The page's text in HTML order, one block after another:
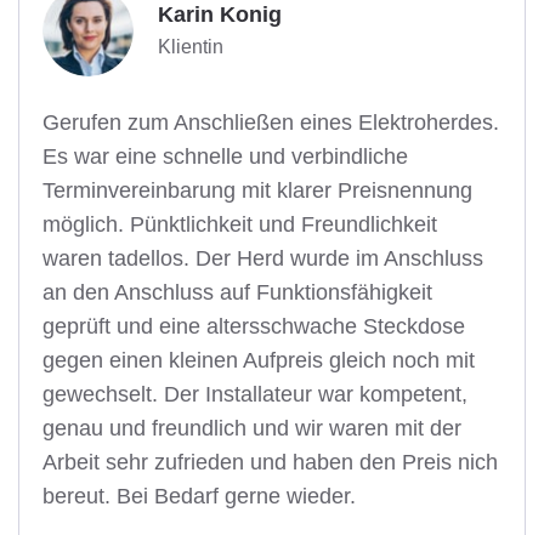
Karin Konig
Klientin
Gerufen zum Anschließen eines Elektroherdes.
Es war eine schnelle und verbindliche
Terminvereinbarung mit klarer Preisnennung
möglich. Pünktlichkeit und Freundlichkeit
waren tadellos. Der Herd wurde im Anschluss
an den Anschluss auf Funktionsfähigkeit
geprüft und eine altersschwache Steckdose
gegen einen kleinen Aufpreis gleich noch mit
gewechselt. Der Installateur war kompetent,
genau und freundlich und wir waren mit der
Arbeit sehr zufrieden und haben den Preis nich
bereut. Bei Bedarf gerne wieder.